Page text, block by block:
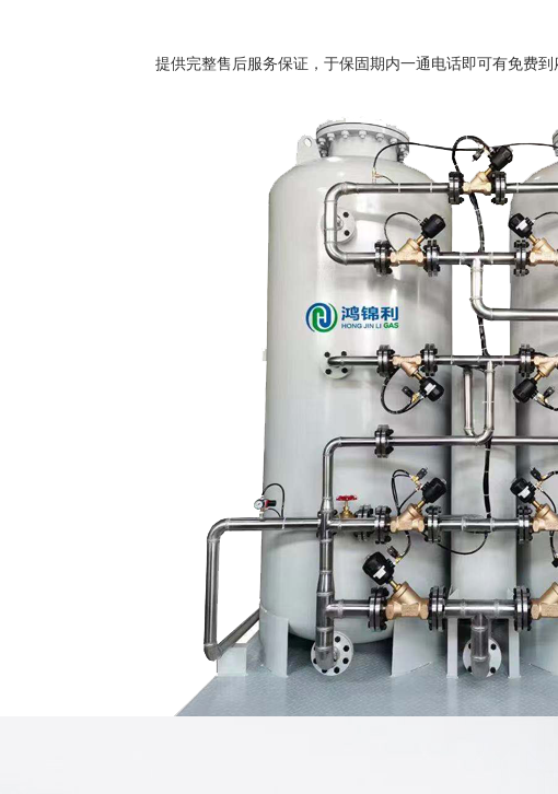
提供完整售后服务保证，于保固期内一通电话即可有免费到